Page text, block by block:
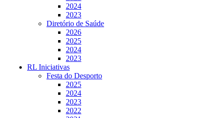
2024
2023
Diretório de Saúde
2026
2025
2024
2023
RL Iniciativas
Festa do Desporto
2025
2024
2023
2022